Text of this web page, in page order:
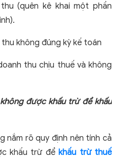
(quên kê khai một phần
không đúng kỳ kế toán
thu chịu thuế và không
được khấu trừ để khấu
nắm rõ quy định nên tính cả
khấu trừ đểkhấu trừ thuế